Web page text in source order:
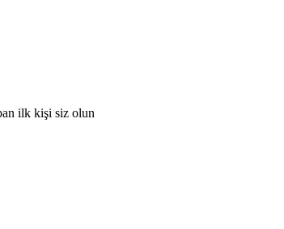
ilk kişi siz olun